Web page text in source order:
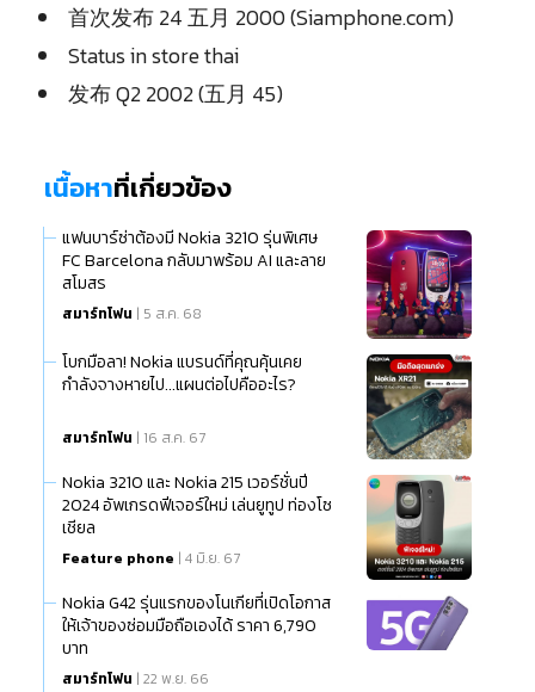
首次发布 24 五月 2000 (Siamphone.com)
Status in store thai
发布 Q2 2002 (五月 45)
เนื้อหาที่เกี่ยวข้อง
แฟนบาร์ซ่าต้องมี Nokia 3210 รุ่นพิเศษ
FC Barcelona กลับมาพร้อม AI และลาย
สโมสร
สมาร์ทโฟน | 5 ส.ค. 68
โบกมือลา! Nokia แบรนด์ที่คุณคุ้นเคย
กำลังจางหายไป...แผนต่อไปคืออะไร?
สมาร์ทโฟน | 16 ส.ค. 67
Nokia 3210 และ Nokia 215 เวอร์ชั่นปี
2024 อัพเกรดฟีเจอร์ใหม่ เล่นยูทูป ท่องโซ
เชียล
Feature phone | 4 มิ.ย. 67
Nokia G42 รุ่นแรกของโนเกียที่เปิดโอกาส
ให้เจ้าของซ่อมมือถือเองได้ ราคา 6,790
บาท
สมาร์ทโฟน | 22 พ.ย. 66